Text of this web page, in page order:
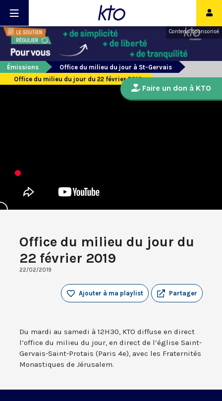
Contenu sponsorisé
Émissions
Office du milieu du jour à St-Gervais
Office du milieu du jour du 22 février 2019
Office du milieu du jour du
22 février 2019
22/02/2019
Partager
Ajouter à ma playlist
Du mardi au samedi à 12H30, KTO diffuse en direct
l’office du milieu du jour, en direct de l’église Saint-
Gervais-Saint-Protais (Paris 4e), avec les Fraternités
Monastiques de Jérusalem.
Faire un don à KTO